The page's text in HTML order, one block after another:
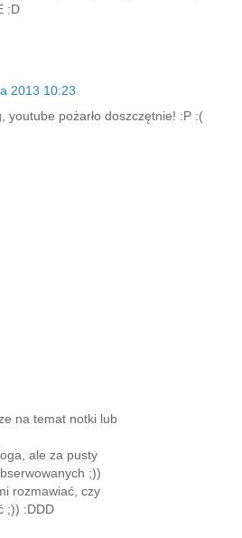
:D
2013 10:23
youtube pożarło doszczętnie! :P :(
na temat notki lub
ale za pusty
;))
rozmawiać, czy
;)) :DDD